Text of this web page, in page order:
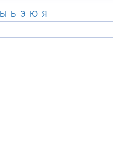
Ы Ь Э Ю Я